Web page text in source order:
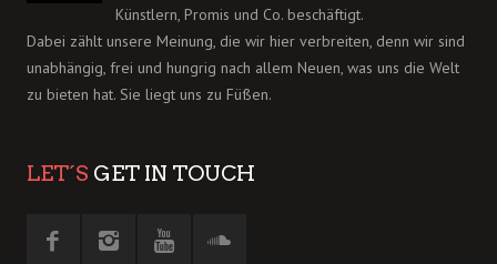
Künstlern, Promis und Co. beschäftigt.
Dabei zählt unsere Meinung, die wir hier verbreiten, denn wir sind
unabhängig, frei und hungrig nach allem Neuen, was uns die Welt
zu bieten hat. Sie liegt uns zu Füßen.
LET´S GET IN TOUCH